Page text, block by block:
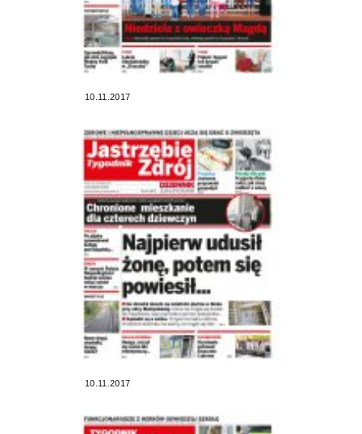
10.11.2017
10.11.2017